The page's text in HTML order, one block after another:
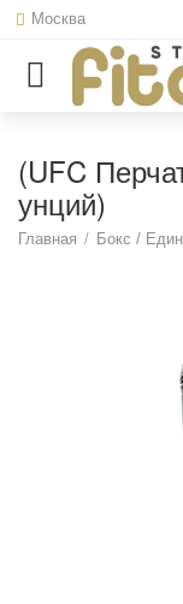
Москва
(UFC
унций)
Главная / Бокс /